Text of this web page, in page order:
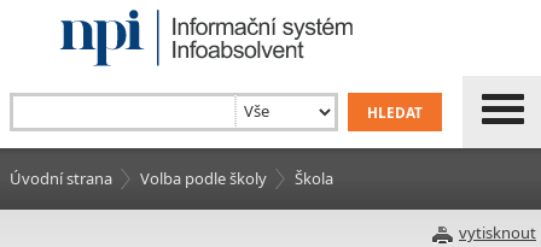
Úvodní strana Volba podle školy Škola
vytisknout